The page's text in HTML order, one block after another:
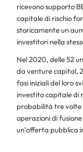
ricevono supporto
capitale di rischio
storicamente un
investitori nella
Nel 2020, delle 52
da venture capital,
fasi iniziali del loro
investito capitale di
probabilità tre
operazioni di
un’offerta pubblica